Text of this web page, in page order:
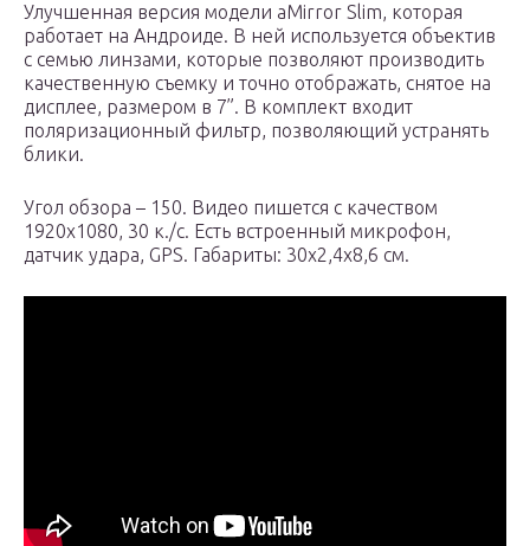
Улучшенная версия модели aMirror Slim, которая
работает на Андроиде. В ней используется объектив
с семью линзами, которые позволяют производить
качественную съемку и точно отображать, снятое на
дисплее, размером в 7”. В комплект входит
поляризационный фильтр, позволяющий устранять
блики.
Угол обзора – 150. Видео пишется с качеством
1920х1080, 30 к./с. Есть встроенный микрофон,
датчик удара, GPS. Габариты: 30х2,4х8,6 см.